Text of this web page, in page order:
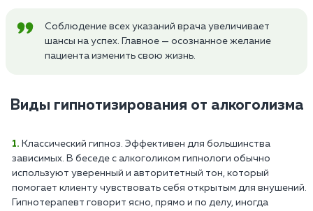
Соблюдение всех указаний врача увеличивает
шансы на успех. Главное — осознанное желание
пациента изменить свою жизнь.
Виды гипнотизирования от алкоголизма
Классический гипноз. Эффективен для большинства
зависимых. В беседе с алкоголиком гипнологи обычно
используют уверенный и авторитетный тон, который
помогает клиенту чувствовать себя открытым для внушений.
Гипнотерапевт говорит ясно, прямо и по делу, иногда